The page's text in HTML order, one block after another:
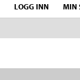
LOGG INN MIN